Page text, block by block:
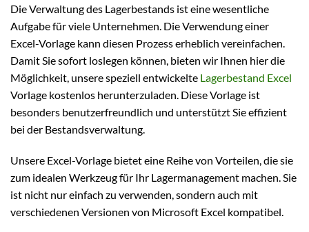
Die Verwaltung des Lagerbestands ist eine wesentliche
Aufgabe für viele Unternehmen. Die Verwendung einer
Excel-Vorlage kann diesen Prozess erheblich vereinfachen.
Damit Sie sofort loslegen können, bieten wir Ihnen hier die
Möglichkeit, unsere speziell entwickelte Lagerbestand Excel
Vorlage kostenlos herunterzuladen. Diese Vorlage ist
besonders benutzerfreundlich und unterstützt Sie effizient
bei der Bestandsverwaltung.
Unsere Excel-Vorlage bietet eine Reihe von Vorteilen, die sie
zum idealen Werkzeug für Ihr Lagermanagement machen. Sie
ist nicht nur einfach zu verwenden, sondern auch mit
verschiedenen Versionen von Microsoft Excel kompatibel.